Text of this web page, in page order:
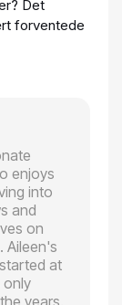
Det
forventede
enjoys
into
and
on
Aileen's
at
only
years.